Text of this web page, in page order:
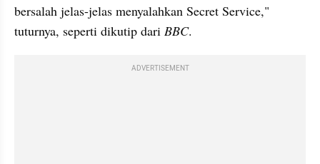
bersalah jelas-jelas menyalahkan Secret Service,"
tuturnya, seperti dikutip dari BBC.
ADVERTISEMENT